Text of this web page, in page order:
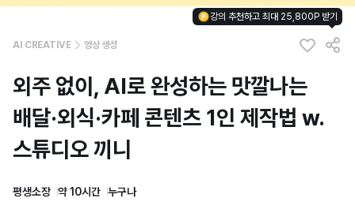
AI CREATIVE 영상 생성
강의 추천하고 최대 25,800P 받기
외주 없이, AI로 완성하는 맛깔나는
배달·외식·카페 콘텐츠 1인 제작법 w.
스튜디오 끼니
평생소장 약 10시간 누구나